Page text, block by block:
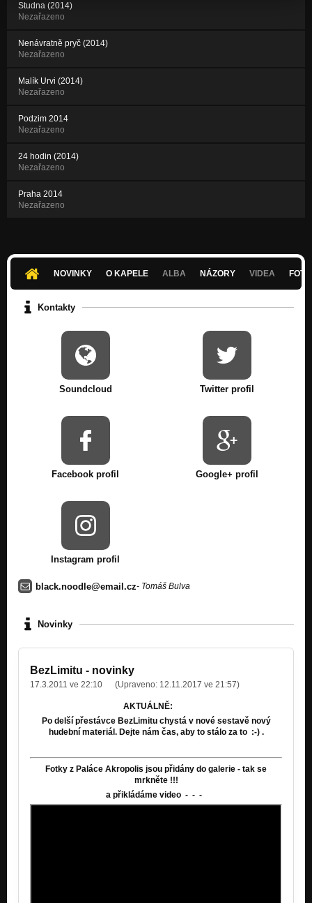
Studna (2014)
Nezařazeno
Nenávratně pryč (2014)
Nezařazeno
Malík Urvi (2014)
Nezařazeno
Podzim 2014
Nezařazeno
24 hodin (2014)
Nezařazeno
Praha 2014
Nezařazeno
NOVINKY O KAPELE ALBA NÁZORY VIDEA
Kontakty
Soundcloud Twitter profil
Facebook profil Google+ profil
Instagram profil
black.noodle@email.cz- Tomáš Bulva
Novinky
BezLimitu - novinky
17.3.2011 ve 22:10 (Upraveno: 12.11.2017 ve 21:57)
AKTUÁLNĚ:
Po delší přestávce BezLimitu chystá v nové sestavě nový
hudební materiál. Dejte nám čas, aby to stálo za to :-) .
Fotky z Paláce Akropolis jsou přidány do galerie - tak se
mrkněte !!!
a přikládáme video - - -